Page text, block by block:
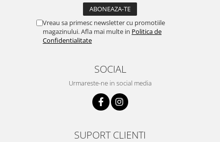
Vreau sa primesc newsletter cu promotiile
magazinului. Afla mai multe in Politica de
Confidentialitate
SOCIAL
Urmareste-ne in social media
SUPORT CLIENTI